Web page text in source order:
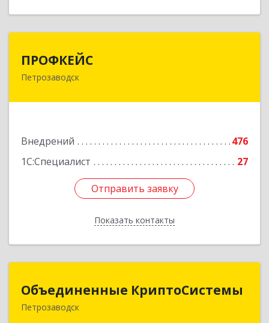
ПРОФКЕЙС
Петрозаводск
Внедрений
476
1С:Специалист
27
Отправить заявку
Показать контакты
185035, Карелия Респ, Петрозаводск г, Красная
Отправить заявку
Назад
Объединенные КриптоСистемы
Петрозаводск
Объединенные КриптоСистемы
185035, Карелия Респ, Петрозаводск г, Кирова